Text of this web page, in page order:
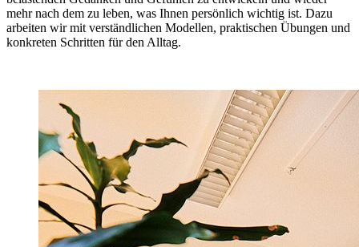
mehr nach dem zu leben, was Ihnen persönlich wichtig ist. Dazu
arbeiten wir mit verständlichen Modellen, praktischen Übungen und
konkreten Schritten für den Alltag.